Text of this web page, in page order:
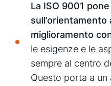
La ISO 9001
miglioramento
le esigenze e le
sempre al centro
Questo porta a un